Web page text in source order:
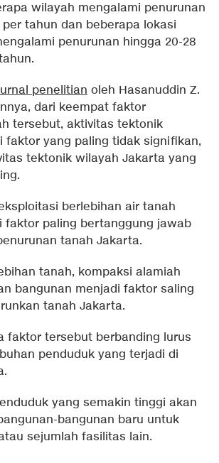
wilayah mengalami penurunan
tahun dan beberapa lokasi
penurunan hingga 20-28
penelitian oleh Hasanuddin Z.
dari keempat faktor
tersebut, aktivitas tektonik
faktor yang paling tidak signifikan,
tektonik wilayah Jakarta yang
berlebihan air tanah
faktor paling bertanggung jawab
tanah Jakarta.
tanah, kompaksi alamiah
bangunan menjadi faktor saling
tanah Jakarta.
faktor tersebut berbanding lurus
penduduk yang terjadi di
yang semakin tinggi akan
bangunan baru untuk
sejumlah fasilitas lain.